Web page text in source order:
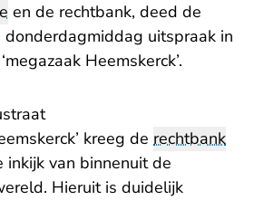
en de rechtbank, deed de
donderdagmiddag uitspraak in
Heemskerck’.
kreeg de rechtbank
inkijk van binnenuit de
Hieruit is duidelijk